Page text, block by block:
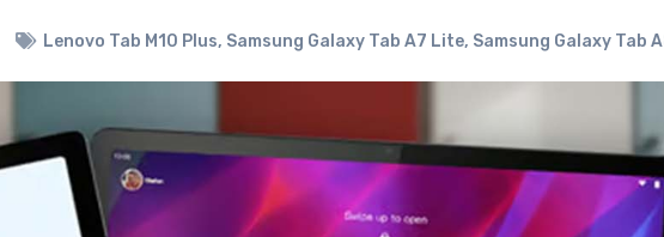
Lenovo Tab M10 Plus, Samsung Galaxy Tab A7 Lite, Samsung Galaxy Tab